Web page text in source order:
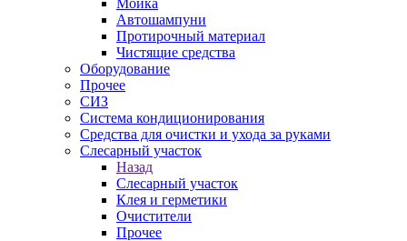
Мойка
Автошампуни
Протирочный материал
Чистящие средства
Оборудование
Прочее
СИЗ
Система кондиционирования
Средства для очистки и ухода за руками
Слесарный участок
Назад
Слесарный участок
Клея и герметики
Очистители
Прочее